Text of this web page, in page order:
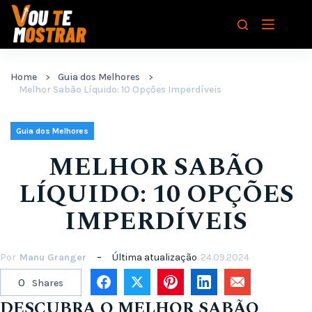
Pular
para
Home
Guia dos Melhores
Melhor Sabão Líquido: 10 Opções Imperdíveis
Guia dos Melhores
MELHOR SABÃO
LÍQUIDO: 10 OPÇÕES
IMPERDÍVEIS
Por Manu Granger Última atualização 24.09.2024
0 Shares